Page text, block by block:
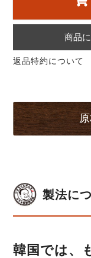
商品
返品特約について
製法に
韓国では、